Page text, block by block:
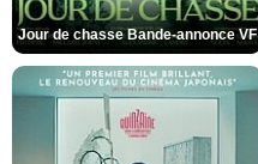
Jour de chasse Bande-annonce VF